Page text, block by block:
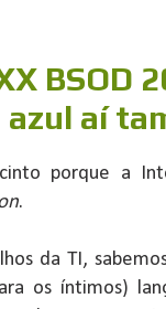
BSOD
azul aí
porque a
.
da TI,
os íntimos)